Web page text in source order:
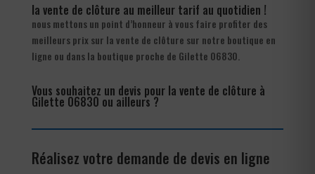
la vente de clôture au meilleur tarif au quotidien !
nous mettons un point d’honneur à vous faire profiter des
meilleurs prix sur la vente de clôture sur notre boutique en
ligne ou dans la boutique proche de Gilette 06830.
Vous souhaitez un devis pour la vente de clôture à
Gilette 06830 ou ailleurs ?
Réalisez votre demande de devis en ligne